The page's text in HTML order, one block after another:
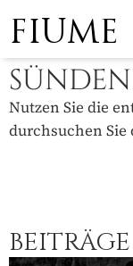
FIUME
Nutzen Sie die
durchsuchen Sie
BEITRÄGE